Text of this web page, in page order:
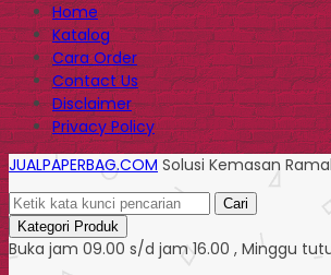
Home
Katalog
Cara Order
Contact Us
Disclaimer
Privacy Policy
JUALPAPERBAG.COM Solusi Kemasan
Cari
Kategori Produk
Buka jam 09.00 s/d jam 16.00 , Minggu